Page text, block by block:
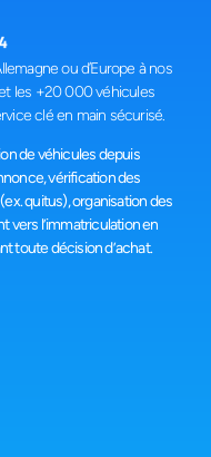
ou d’Europe à nos
les +20 000 véhicules
clé en main sécurisé.
de véhicules depuis
vérification des
quitus), organisation des
vers l’immatriculation en
toute décision d’achat.